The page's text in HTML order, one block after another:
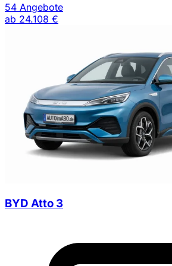
54 Angebote
ab 24.108 €
BYD Atto 3